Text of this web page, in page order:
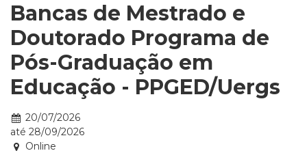
Bancas de Mestrado e
Doutorado Programa de
Pós-Graduação em
Educação - PPGED/Uergs
Data:
20/07/2026
até 28/09/2026
Online